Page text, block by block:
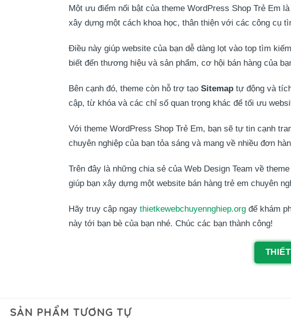
Một ưu điểm nổi bật của theme WordPress Shop Trẻ Em
xây dựng một cách khoa học, thân thiện với các công cụ
Điều này giúp website của bạn dễ dàng lọt vào top tìm
biết đến thương hiệu và sản phẩm, cơ hội bán hàng của
Bên cạnh đó, theme còn hỗ trợ tạo Sitemap tự động và
cập, từ khóa và các chỉ số quan trọng khác để tối ưu
Với theme WordPress Shop Trẻ Em, bạn sẽ tự tin cạnh
chuyên nghiệp của bạn tỏa sáng và mang về nhiều đơn
Trên đây là những chia sẻ của Web Design Team về
giúp bạn xây dựng một website bán hàng trẻ em chuyên
Hãy truy cập ngay thietkewebchuyennghiep.org để khám
này tới bạn bè của bạn nhé. Chúc các bạn thành công!
SẢN PHẨM TƯƠNG TỰ